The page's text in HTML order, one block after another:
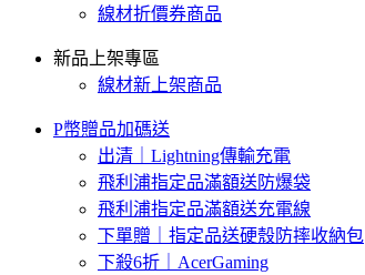
線材折價券商品
新品上架專區
線材新上架商品
P幣贈品加碼送
出清｜Lightning傳輸充電
飛利浦指定品滿額送防爆袋
飛利浦指定品滿額送充電線
下單贈｜指定品送硬殼防摔收納包
下殺6折｜AcerGaming